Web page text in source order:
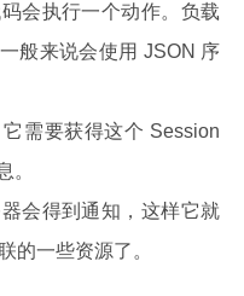
会执行一个动作。负载
般来说会使用 JSON 序
需要获得这个 Session
。
会得到通知，这样它就
的一些资源了。